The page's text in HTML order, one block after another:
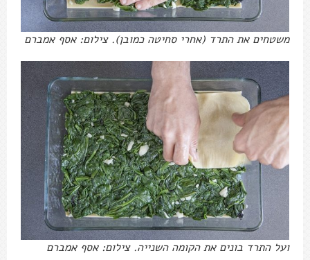
משטחים את התרד (אחרי סחיטה כמובן). צילום: אסף אמברם
ועל התרד בונים את הקומה השנייה. צילום: אסף אמברם